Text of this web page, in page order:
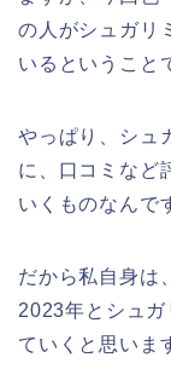
の人がシュガリ
いるということ
やっぱり、シュ
に、口コミなど
いくものなんで
だから私自身は
2023年とシュ
ていくと思いま